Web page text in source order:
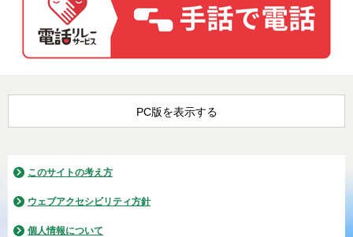
PC版を表示する
このサイトの考え方
ウェブアクセシビリティ方針
個人情報について